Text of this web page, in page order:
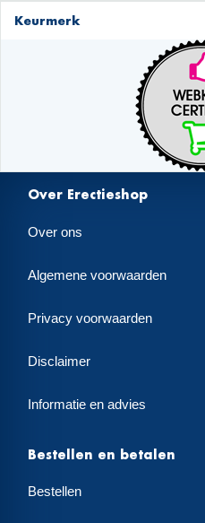
Keurmerk
Over Erectieshop
Over ons
Algemene voorwaarden
Privacy voorwaarden
Disclaimer
Informatie en advies
Bestellen en betalen
Bestellen